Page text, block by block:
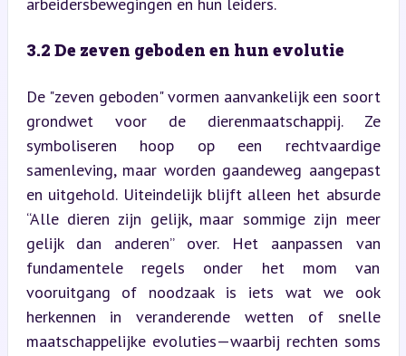
3.2 De zeven geboden en hun evolutie
De "zeven geboden" vormen aanvankelijk een soort
grondwet voor de dierenmaatschappij. Ze
symboliseren hoop op een rechtvaardige
samenleving, maar worden gaandeweg aangepast
en uitgehold. Uiteindelijk blijft alleen het absurde
“Alle dieren zijn gelijk, maar sommige zijn meer
gelijk dan anderen” over. Het aanpassen van
fundamentele regels onder het mom van
vooruitgang of noodzaak is iets wat we ook
herkennen in veranderende wetten of snelle
maatschappelijke evoluties—waarbij rechten soms